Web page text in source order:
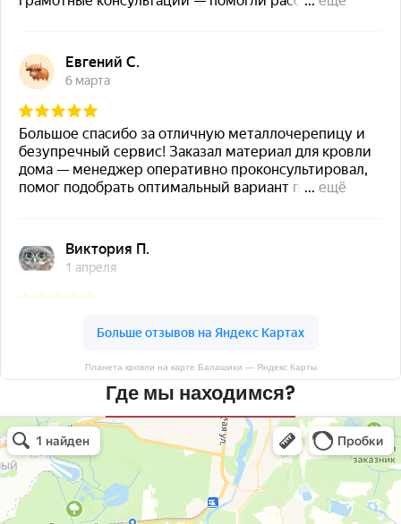
Планета кровли на карте Балашихи — Яндекс Карты
Где мы находимся?
Планета кровли
Кровля и кровельные материалы в Балашихе
Окна в Балашихе